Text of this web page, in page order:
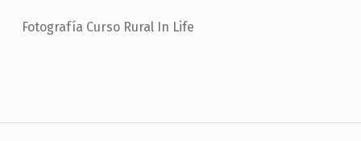
Fotografía Curso Rural In Life
Navegación de entradas